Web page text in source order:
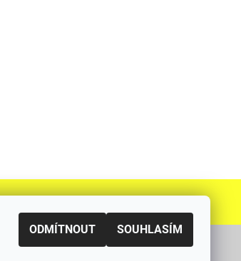
eshop rulik.cz
ODMÍTNOUT SOUHLASÍM